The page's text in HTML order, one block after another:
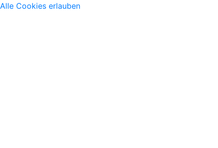
Alle Cookies erlauben